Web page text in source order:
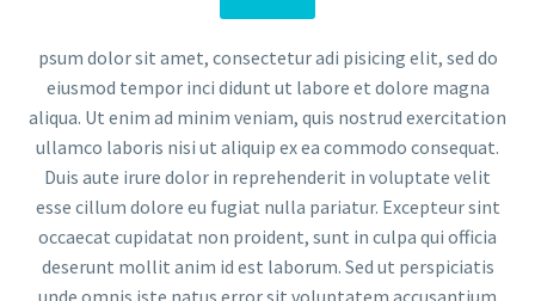
psum dolor sit amet, consectetur adi pisicing elit, sed do
eiusmod tempor inci didunt ut labore et dolore magna
aliqua. Ut enim ad minim veniam, quis nostrud exercitation
ullamco laboris nisi ut aliquip ex ea commodo consequat.
Duis aute irure dolor in reprehenderit in voluptate velit
esse cillum dolore eu fugiat nulla pariatur. Excepteur sint
occaecat cupidatat non proident, sunt in culpa qui officia
deserunt mollit anim id est laborum. Sed ut perspiciatis
unde omnis iste natus error sit voluptatem accusantium